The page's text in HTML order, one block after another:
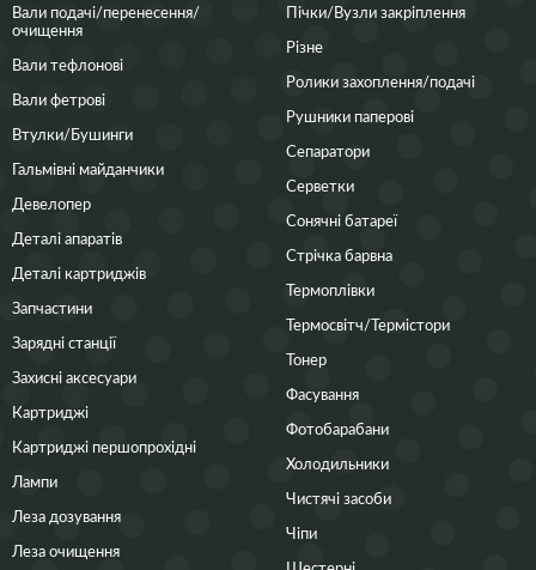
Вали подачі/перенесення/
очищення
Вали тефлонові
Вали фетрові
Втулки/Бушинги
Гальмівні майданчики
Девелопер
Деталі апаратів
Деталі картриджів
Запчастини
Зарядні станції
Захисні аксесуари
Картриджі
Картриджі першопрохідні
Лампи
Леза дозування
Леза очищення
Пічки/Вузли закріплення
Різне
Ролики захоплення/подачі
Рушники паперові
Сепаратори
Серветки
Сонячні батареї
Стрічка барвна
Термоплівки
Термосвітч/Термістори
Тонер
Фасування
Фотобарабани
Холодильники
Чистячі засоби
Чіпи